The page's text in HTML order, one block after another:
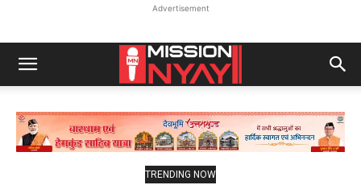
Advertisement
TRENDING NOW